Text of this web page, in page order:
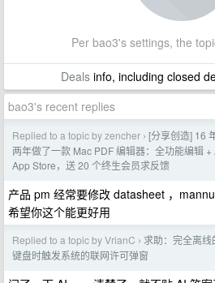
Per bao3's settings, the
Dealsinfo, including closed
bao3's recent replies
Replied to a topic by zencher › [分享创造] 16
两年做了一款 Mac PDF 编辑器：全功能编辑
App Store，送 20 个终生会员求反馈
产品 pm 经常要修改 datasheet ，
希望你这个能更好用
Replied to a topic by VrianC › 求助：完全离线
键盘时触发系统的联网许可弹窗